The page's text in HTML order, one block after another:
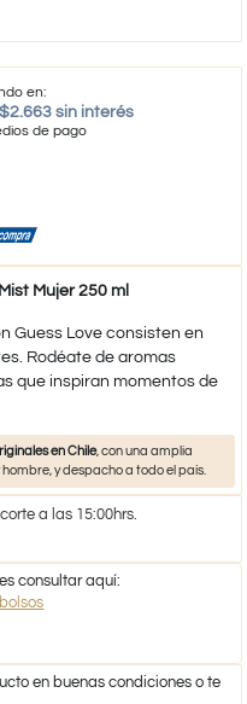
en:
sin interés
de pago
Mujer 250 ml
Guess Love consisten en
Rodéate de aromas
que inspiran momentos de
en Chile, con una amplia
y despacho a todo el país.
a las 15:00hrs.
consultar aquí:
en buenas condiciones o te